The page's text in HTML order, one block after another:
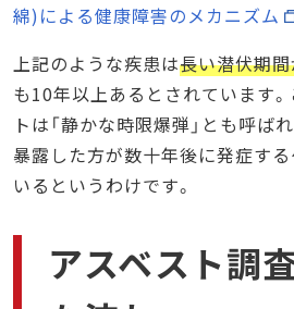
綿)による健康障害のメカニズム
上記のような疾患は長い潜伏期
も10年以上あるとされています
トは「静かな時限爆弾」とも呼ば
暴露した方が数十年後に発症す
いるというわけです。
アスベスト調